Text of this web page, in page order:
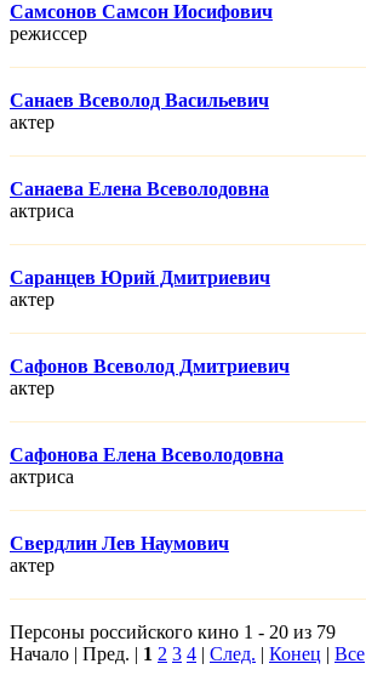
Самсонов Самсон Иосифович
режисcер
Санаев Всеволод Васильевич
актер
Санаева Елена Всеволодовна
актриса
Саранцев Юрий Дмитриевич
актер
Сафонов Всеволод Дмитриевич
актер
Сафонова Елена Всеволодовна
актриса
Свердлин Лев Наумович
актер
Персоны российского кино 1 - 20 из 79
Начало | Пред. | 1 2 3 4 | След. | Конец | Все